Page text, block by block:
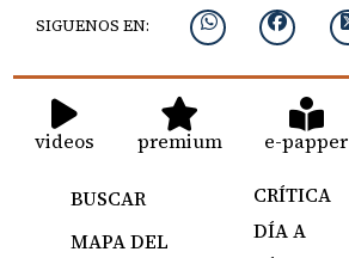
SIGUENOS EN:
videos premium e-papper
BUSCAR
MAPA DEL
CRÍTICA
DÍA A